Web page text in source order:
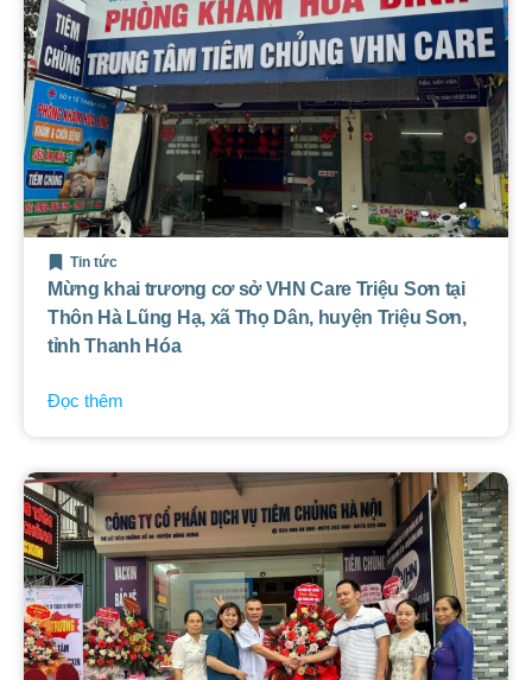
Tin tức
Mừng khai trương cơ sở VHN Care Triệu Sơn tại
Thôn Hà Lũng Hạ, xã Thọ Dân, huyện Triệu Sơn,
tỉnh Thanh Hóa
Đọc thêm